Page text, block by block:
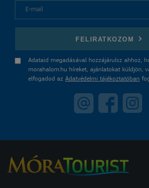
FELIRATKOZOM
Adataid megadásával hozzájárulsz ahhoz,
morahalom.hu híreket, ajánlatokat küldjön,
elfogadod az Adatvédelmi tájékoztatóban